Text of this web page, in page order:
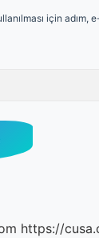
için
https://